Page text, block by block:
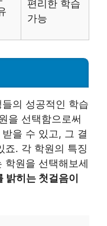
편리한 학습
가능
의 성공적인 학습
을 선택함으로써
을 수 있고, 그 결
죠. 각 학원의 특징
학원을 선택해보세
밝히는 첫걸음이